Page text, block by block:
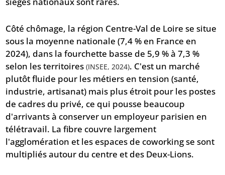
Côté chômage, la région Centre-Val de Loire se situe
sous la moyenne nationale (7,4 % en France en
2024), dans la fourchette basse de 5,9 % à 7,3 %
selon les territoires(INSEE, 2024). C'est un marché
plutôt fluide pour les métiers en tension (santé,
industrie, artisanat) mais plus étroit pour les postes
de cadres du privé, ce qui pousse beaucoup
d'arrivants à conserver un employeur parisien en
télétravail. La fibre couvre largement
l'agglomération et les espaces de coworking se sont
multipliés autour du centre et des Deux-Lions.